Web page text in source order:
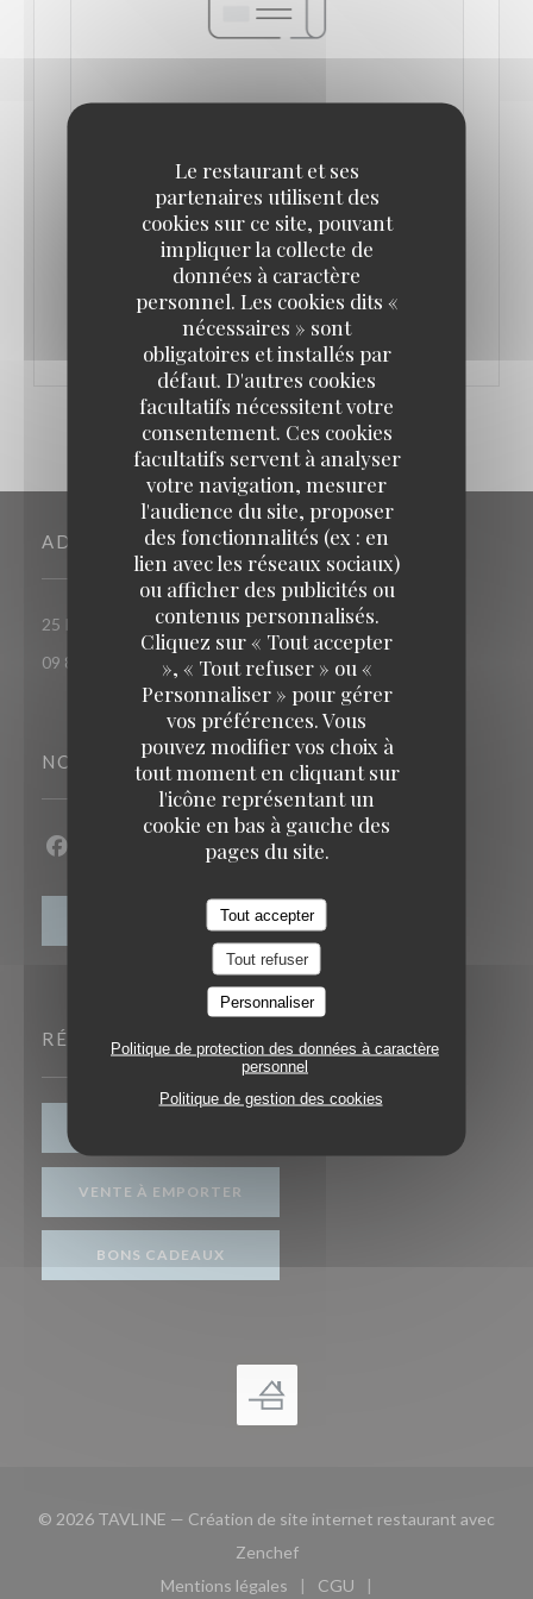
Le restaurant et ses
partenaires utilisent des
cookies sur ce site, pouvant
impliquer la collecte de
données à caractère
personnel. Les cookies dits «
nécessaires » sont
obligatoires et installés par
défaut. D'autres cookies
facultatifs nécessitent votre
consentement. Ces cookies
facultatifs servent à analyser
votre navigation, mesurer
l'audience du site, proposer
des fonctionnalités (ex : en
lien avec les réseaux sociaux)
ou afficher des publicités ou
contenus personnalisés.
Cliquez sur « Tout accepter
», « Tout refuser » ou «
Personnaliser » pour gérer
vos préférences. Vous
pouvez modifier vos choix à
tout moment en cliquant sur
l'icône représentant un
cookie en bas à gauche des
pages du site.
Tout accepter
Tout refuser
Personnaliser
Politique de protection des données à caractère
personnel
Politique de gestion des cookies
EMMANUEL RUBIN
21/02/2017
VOIR L'ARTICLE((OUVRE UNE NOUVELLE FENÊTRE))
ADRESSE
25 RUE DU ROI DE SICILE 75004 PARIS((ouvre une nouvelle
09 86 55 65 65
NOUS SUIVRE
Facebook ((ouvre une nouvelle fenêtre))
Instagram ((ouvre une nouvelle fenêtre))
RÉSERVATION
VENTE À EMPORTER
BONS CADEAUX
© 2026 TAVLINE — Création de site internet restaurant avec
Zenchef((ouvre une nouvelle fenêtre))
Mentions légales
CGU
TAVLINE